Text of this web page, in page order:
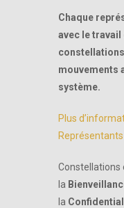
Chaque
avec le
mouvements
système.
Plus
Représentants
Constellations
la
la